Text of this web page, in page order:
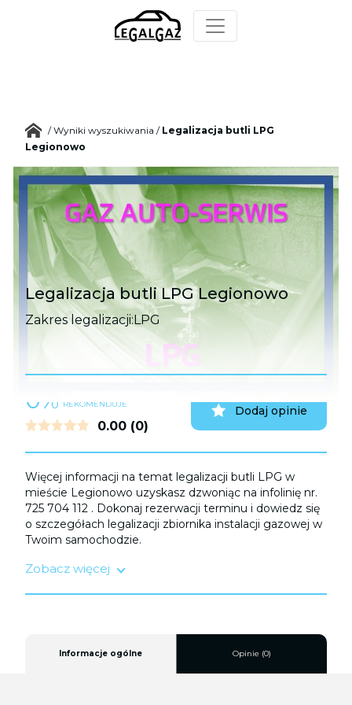
/Wyniki wyszukiwania / Legalizacja butli LPG
Legionowo
Legalizacja butli LPG Legionowo
Zakres legalizacji:LPG
0% REKOMENDUJE
0.00 (0)
Dodaj opinie
Więcej informacji na temat legalizacji butli LPG w
mieście Legionowo uzyskasz dzwoniąc na infolinię nr.
725 704 112 . Dokonaj rezerwacji terminu i dowiedz się
o szczegółach legalizacji zbiornika instalacji gazowej w
Twoim samochodzie.
Legalizacji zbiornika LPG należy dokonać:
c) Po sprowadzeniu samochodu z zagranicy.
Zobacz więcej
Informacje ogólne Opinie (0)